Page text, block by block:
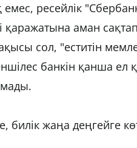
ресейлік
қаражатына аман
сол, "еститін
банкін қанша
билік жаңа деңгейге